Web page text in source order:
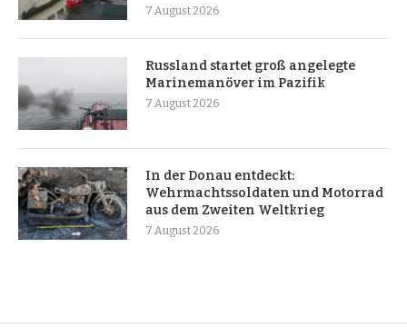
7 August 2026
Russland startet groß angelegte
Marinemanöver im Pazifik
7 August 2026
In der Donau entdeckt:
Wehrmachtssoldaten und Motorrad
aus dem Zweiten Weltkrieg
7 August 2026